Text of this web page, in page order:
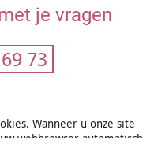
je vragen
73
Wanneer u onze site
webbrowser automatisch